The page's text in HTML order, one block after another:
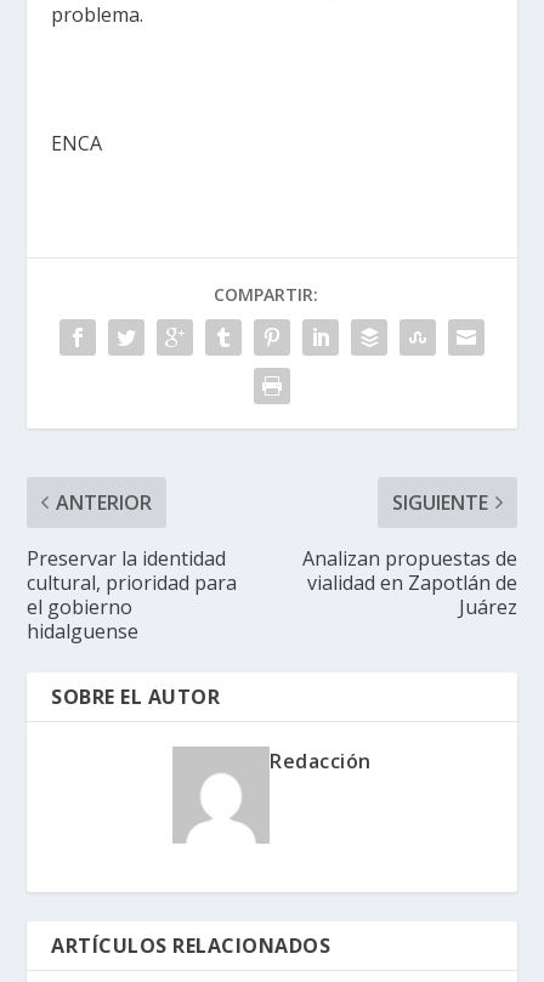
problema.
ENCA
COMPARTIR:
ANTERIOR
Preservar la identidad
cultural, prioridad para
el gobierno
hidalguense
SIGUIENTE
Analizan propuestas de
vialidad en Zapotlán de
Juárez
SOBRE EL AUTOR
Redacción
ARTÍCULOS RELACIONADOS